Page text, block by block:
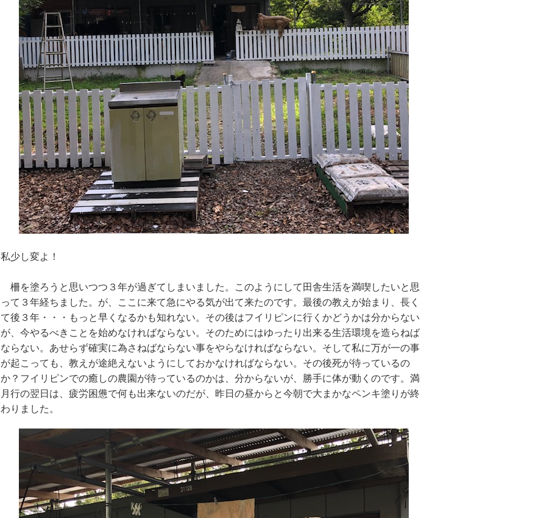
私少し変よ！
柵を塗ろうと思いつつ３年が過ぎてしまいました。このようにして田舎生活を満喫したいと思
って３年経ちました。が、ここに来て急にやる気が出て来たのです。最後の教えが始まり、長く
て後３年・・・もっと早くなるかも知れない。その後はフイリピンに行くかどうかは分からない
が、今やるべきことを始めなければならない。そのためにはゆったり出来る生活環境を造らねば
ならない。あせらず確実に為さねばならない事をやらなければならない。そして私に万が一の事
が起こっても、教えが途絶えないようにしておかなければならない。その後死が待っているの
か？フイリピンでの癒しの農園が待っているのかは、分からないが、勝手に体が動くのです。満
月行の翌日は、疲労困憊で何も出来ないのだが、昨日の昼からと今朝で大まかなペンキ塗りが終
わりました。